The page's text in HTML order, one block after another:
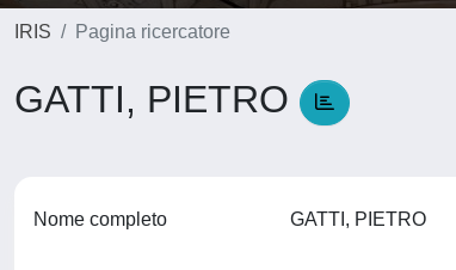
IRIS Pagina ricercatore
GATTI, PIETRO
Nome completo GATTI, PIETRO